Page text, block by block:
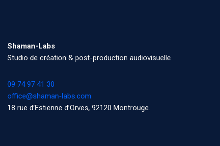
Shaman-Labs
Studio de création & post-production audiovisuelle
09 74 97 41 30
office@shaman-labs.com
18 rue d’Estienne d’Orves, 92120 Montrouge.